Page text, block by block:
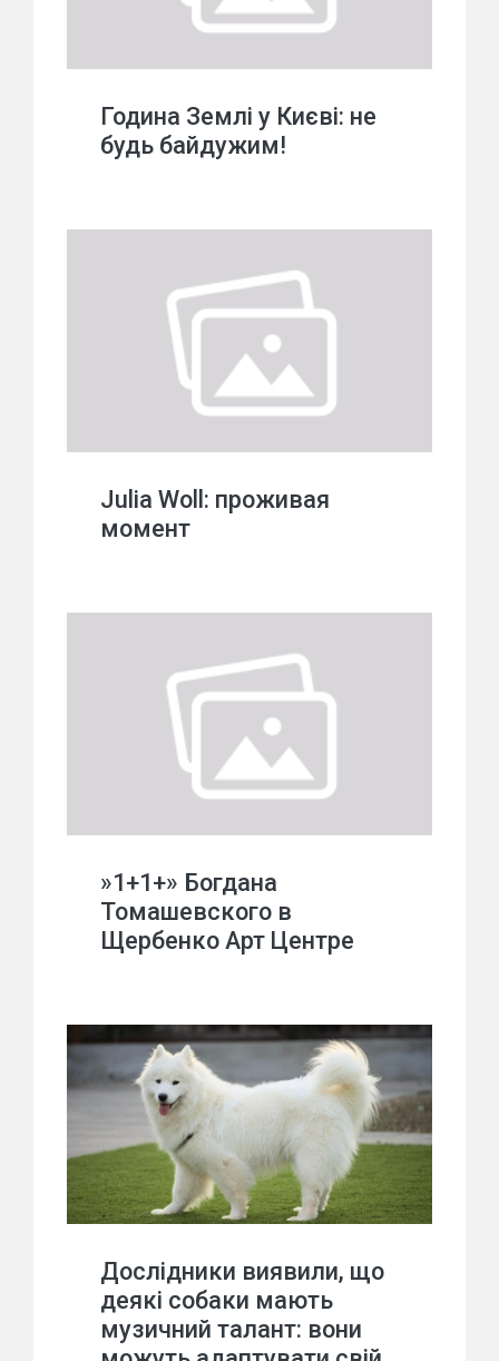
Година Землі у Києві: не
будь байдужим!
Julia Woll: проживая
момент
»1+1+» Богдана
Томашевского в
Щербенко Арт Центре
Дослідники виявили, що
деякі собаки мають
музичний талант: вони